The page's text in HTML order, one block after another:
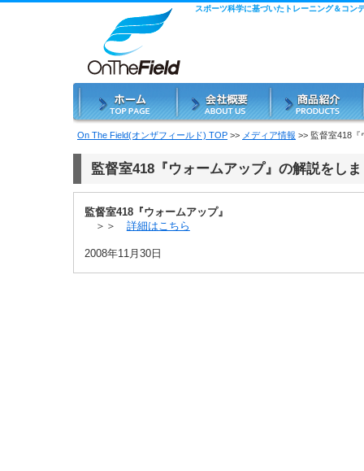
スポーツ科学に基づいたトレーニング＆コン
On The Field(オンザフィールド) TOP >> メディア情報 >> 監督室418
監督室418『ウォームアップ』の解説をし
監督室418『ウォームアップ』
＞＞ 詳細はこちら
2008年11月30日